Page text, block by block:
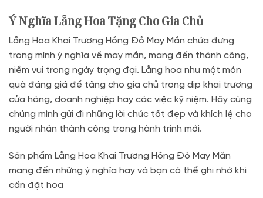
Ý Nghĩa Lẵng Hoa Tặng Cho Gia Chủ
Lẵng Hoa Khai Trương Hồng Đỏ May Mắn chứa đựng
trong mình ý nghĩa về may mắn, mang đến thành công,
niềm vui trong ngày trọng đại. Lẵng hoa như một món
quà đáng giá để tặng cho gia chủ trong dịp khai trương
cửa hàng, doanh nghiệp hay các việc kỹ niệm. Hãy cùng
chúng mình gửi đi những lời chúc tốt đẹp và khích lệ cho
người nhận thành công trong hành trình mới.
Sản phẩm Lẵng Hoa Khai Trương Hồng Đỏ May Mắn
mang đến những ý nghĩa hay và bạn có thể ghi nhớ khi
cần đặt hoa